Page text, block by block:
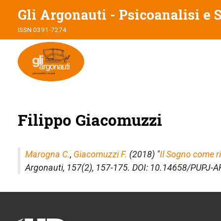
Gli Argonauti - Psicoanalisi e
ISSN 0391-7274
Filippo Giacomuzzi
Marogna C., Giacomuzzi F. (2018) "Il Sogno come
Argonauti, 157(2), 157-175. DOI: 10.14658/PUPJ-